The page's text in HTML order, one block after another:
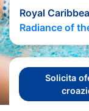
Royal
Radiance of
Solicita